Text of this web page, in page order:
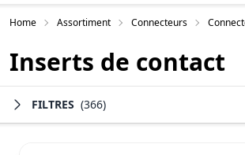
Home Assortiment Connecteurs
Inserts de contact
FILTRES (366)